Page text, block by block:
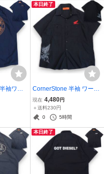
袖ワー
TRUTH
プリ
7638
本日終了
CornerStone 半袖 ワーク
シャツ XL●HONDA 刺繍
プリント スペード 翼 ホン
ダ●洗濯プレス済●ネコポ
現在 4,480円
＋送料230円
0
5時間
本日終了